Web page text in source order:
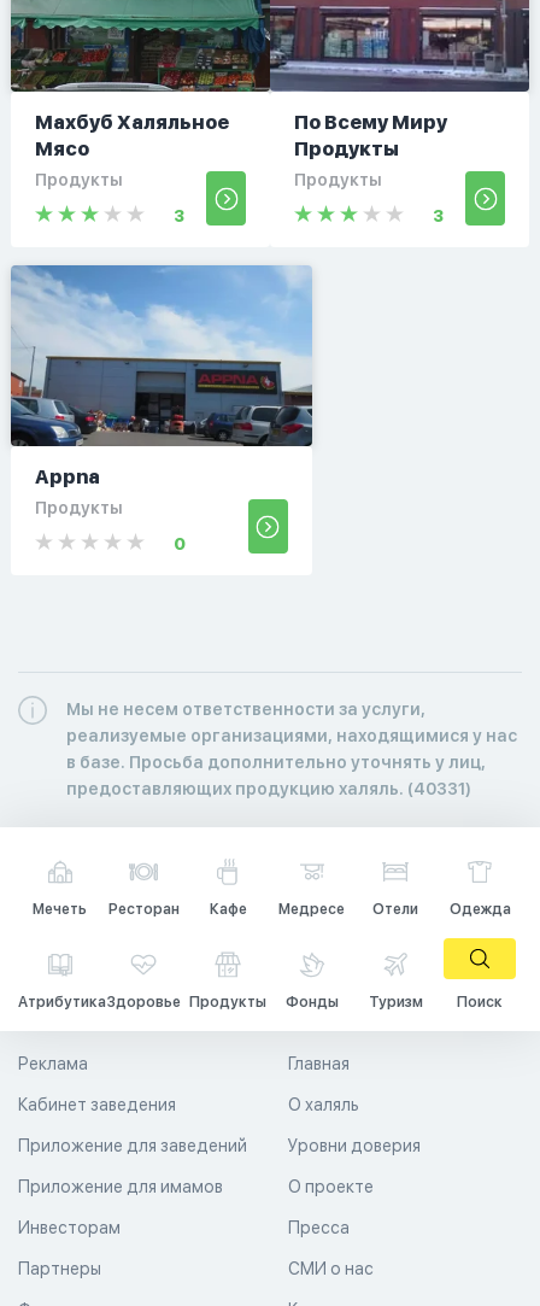
Махбуб Халяльное
Мясо
Продукты
3
По Всему Миру
Продукты
Продукты
3
Appna
Продукты
0
Мы не несем ответственности за услуги,
реализуемые организациями, находящимися у нас
в базе. Просьба дополнительно уточнять у лиц,
предоставляющих продукцию халяль. (40331)
Мечеть Ресторан Кафе Медресе Отели Одежда
АтрибутикаЗдоровье Продукты Фонды Туризм Поиск
Главная
О халяль
Уровни доверия
Реклама
Кабинет заведения
Приложение для заведений
Приложение для имамов О проекте
Пресса
СМИ о нас
Инвесторам
Партнеры